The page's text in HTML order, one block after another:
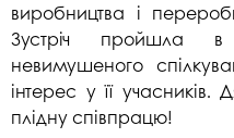
виробництва і
Зустріч пройшла
невимушеного
інтерес у її учасників.
плідну співпрацю!